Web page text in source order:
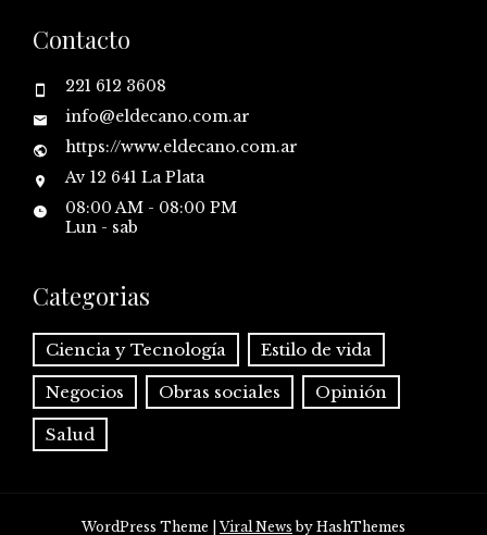
Contacto
221 612 3608
info@eldecano.com.ar
https://www.eldecano.com.ar
Av 12 641 La Plata
08:00 AM - 08:00 PM
Lun - sab
Categorias
Ciencia y Tecnología Estilo de vida
Negocios Obras sociales Opinión
Salud
WordPress Theme |Viral News by HashThemes